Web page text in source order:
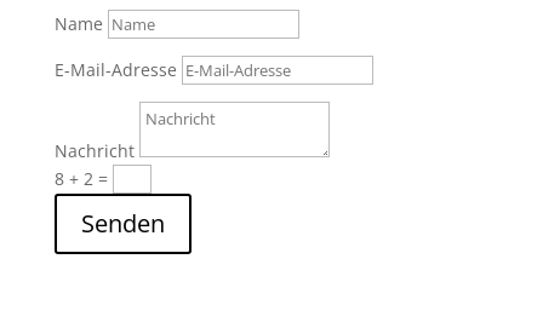
Name
E-Mail-Adresse
Nachricht
8 + 2 =
Senden